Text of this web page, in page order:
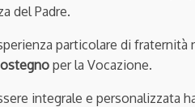
del Padre.
particolare di
per la Vocazione.
integrale e personalizzata